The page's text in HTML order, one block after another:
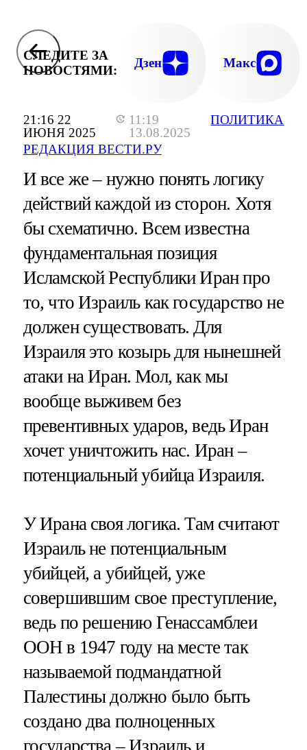
21:16 22
ИЮНЯ 2025
11:19
13.08.2025
РЕДАКЦИЯ ВЕСТИ.РУ
ПОЛИТИКА
СЛЕДИТЕ ЗА
НОВОСТЯМИ:
Дзен Макс
И все же – нужно понять логику
действий каждой из сторон. Хотя
бы схематично. Всем известна
фундаментальная позиция
Исламской Республики Иран про
то, что Израиль как государство не
должен существовать. Для
Израиля это козырь для нынешней
атаки на Иран. Мол, как мы
вообще выживем без
превентивных ударов, ведь Иран
хочет уничтожить нас. Иран –
потенциальный убийца Израиля.
У Ирана своя логика. Там считают
Израиль не потенциальным
убийцей, а убийцей, уже
совершившим свое преступление,
ведь по решению Генассамблеи
ООН в 1947 году на месте так
называемой подмандатной
Палестины должно было быть
создано два полноценных